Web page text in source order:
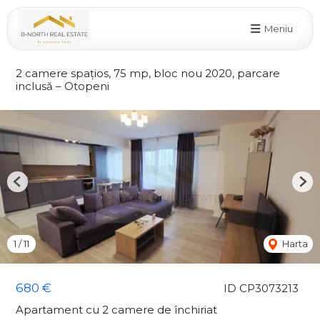
Meniu
2 camere spațios, 75 mp, bloc nou 2020, parcare
inclusă – Otopeni
ID CP3073213
680 €
Apartament cu 2 camere de închiriat
1 /11 Harta
Previous